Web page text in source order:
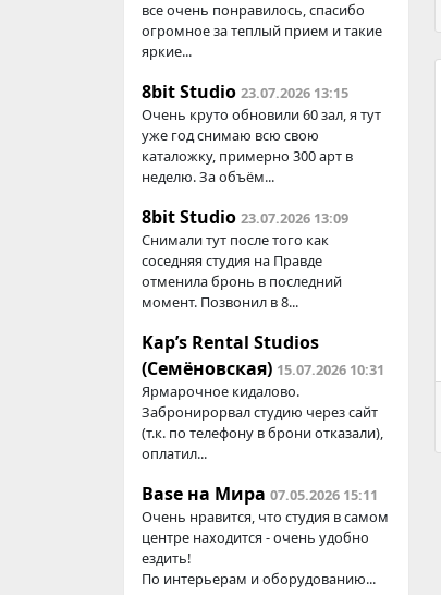
все очень понравилось, спасибо
огромное за теплый прием и такие
яркие...
8bit Studio 23.07.2026 13:15
Очень круто обновили 60 зал, я тут
уже год снимаю всю свою
каталожку, примерно 300 арт в
неделю. За объём...
8bit Studio 23.07.2026 13:09
Снимали тут после того как
соседняя студия на Правде
отменила бронь в последний
момент. Позвонил в 8...
Kap’s Rental Studios
(Семёновская) 15.07.2026 10:31
Ярмарочное кидалово.
Забронирорвал студию через сайт
(т.к. по телефону в брони отказали),
оплатил...
Base на Мира 07.05.2026 15:11
Очень нравится, что студия в самом
центре находится - очень удобно
ездить!
По интерьерам и оборудованию...